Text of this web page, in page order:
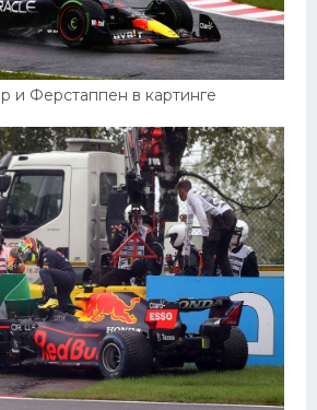
и Ферстаппен в картинге